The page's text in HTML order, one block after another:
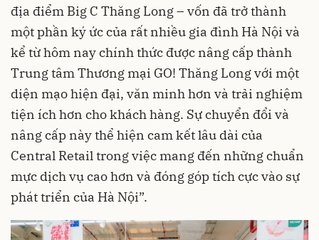
địa điểm Big C Thăng Long – vốn đã trở thành
một phần ký ức của rất nhiều gia đình Hà Nội và
kể từ hôm nay chính thức được nâng cấp thành
Trung tâm Thương mại GO! Thăng Long với một
diện mạo hiện đại, văn minh hơn và trải nghiệm
tiện ích hơn cho khách hàng. Sự chuyển đổi và
nâng cấp này thể hiện cam kết lâu dài của
Central Retail trong việc mang đến những chuẩn
mực dịch vụ cao hơn và đóng góp tích cực vào sự
phát triển của Hà Nội”.